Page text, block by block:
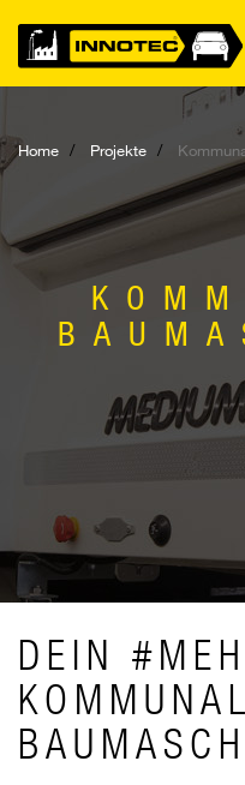
Home Projekte
DEIN